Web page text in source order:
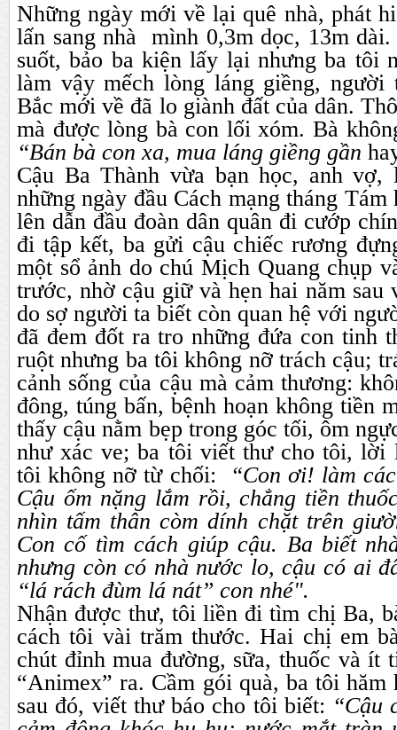
Những ngày mới về lại quê nhà, phát
lấn sang nhà mình 0,3m dọc, 13m
suốt, bảo ba kiện lấy lại nhưng ba tôi
làm vậy mếch lòng láng giềng, người
Bắc mới về đã lo giành đất của dân.
mà được lòng bà con lối xóm. Bà
“Bán bà con xa, mua láng giềng gần
Cậu Ba Thành vừa bạn học, anh vợ,
những ngày đầu Cách mạng tháng Tám
lên dẫn đầu đoàn dân quân đi cướp
đi tập kết, ba gửi cậu chiếc rương
một sổ ảnh do chú Mịch Quang chụp
trước, nhờ cậu giữ và hẹn hai năm sau
do sợ người ta biết còn quan hệ với
đã đem đốt ra tro những đứa con tinh
ruột nhưng ba tôi không nỡ trách cậu;
cảnh sống của cậu mà cảm thương:
đông, túng bấn, bệnh hoạn không tiền
thấy cậu nằm bẹp trong góc tối, ôm
như xác ve; ba tôi viết thư cho tôi, lời
tôi không nỡ từ chối:
“Con ơi! làm
Cậu ốm nặng lắm rồi, chẳng tiền
nhìn tấm thân còm dính chặt trên
Con cố tìm cách giúp cậu. Ba biết
nhưng còn có nhà nước lo, cậu có ai
“lá rách đùm lá nát” con nhé".
Nhận được thư, tôi liền đi tìm chị Ba,
cách tôi vài trăm thước. Hai chị em
chút đỉnh mua đường, sữa, thuốc và ít
“Animex” ra. Cầm gói quà, ba tôi
sau đó, viết thư báo cho tôi biết: “Cậu